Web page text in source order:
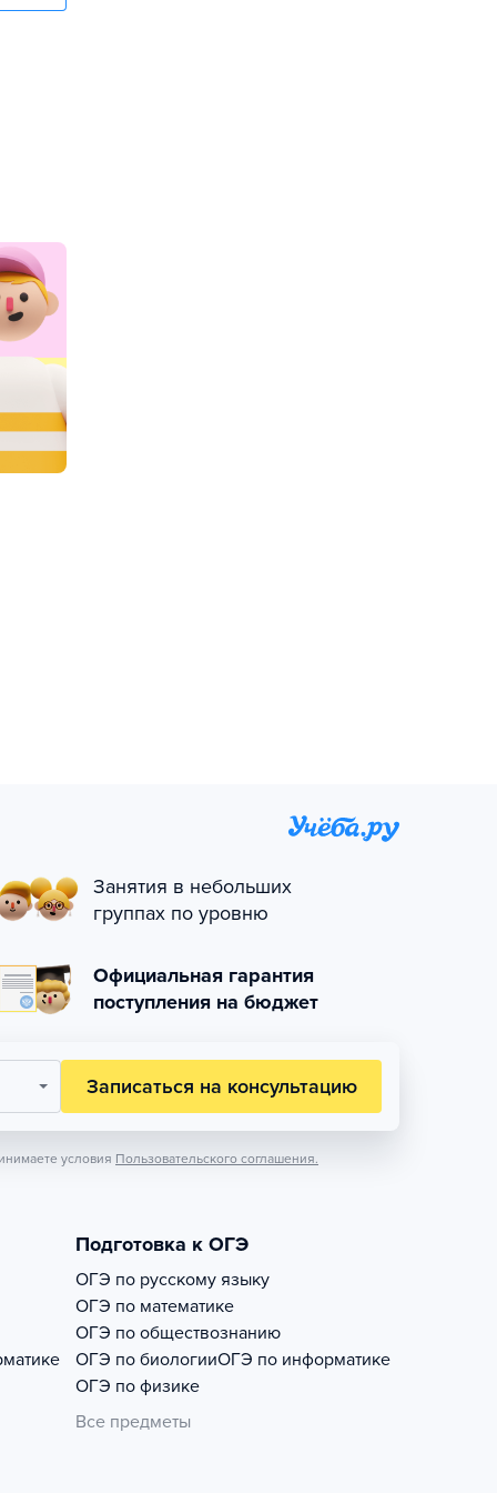
Занятия в небольших
группах по уровню
Официальная гарантия
поступления на бюджет
Записаться на консультацию
условия Пользовательского соглашения.
Подготовка к ОГЭ
ОГЭ по русскому языку
ОГЭ по математике
ОГЭ по обществознанию
ОГЭ по биологииОГЭ по информатике
ОГЭ по физике
Все предметы